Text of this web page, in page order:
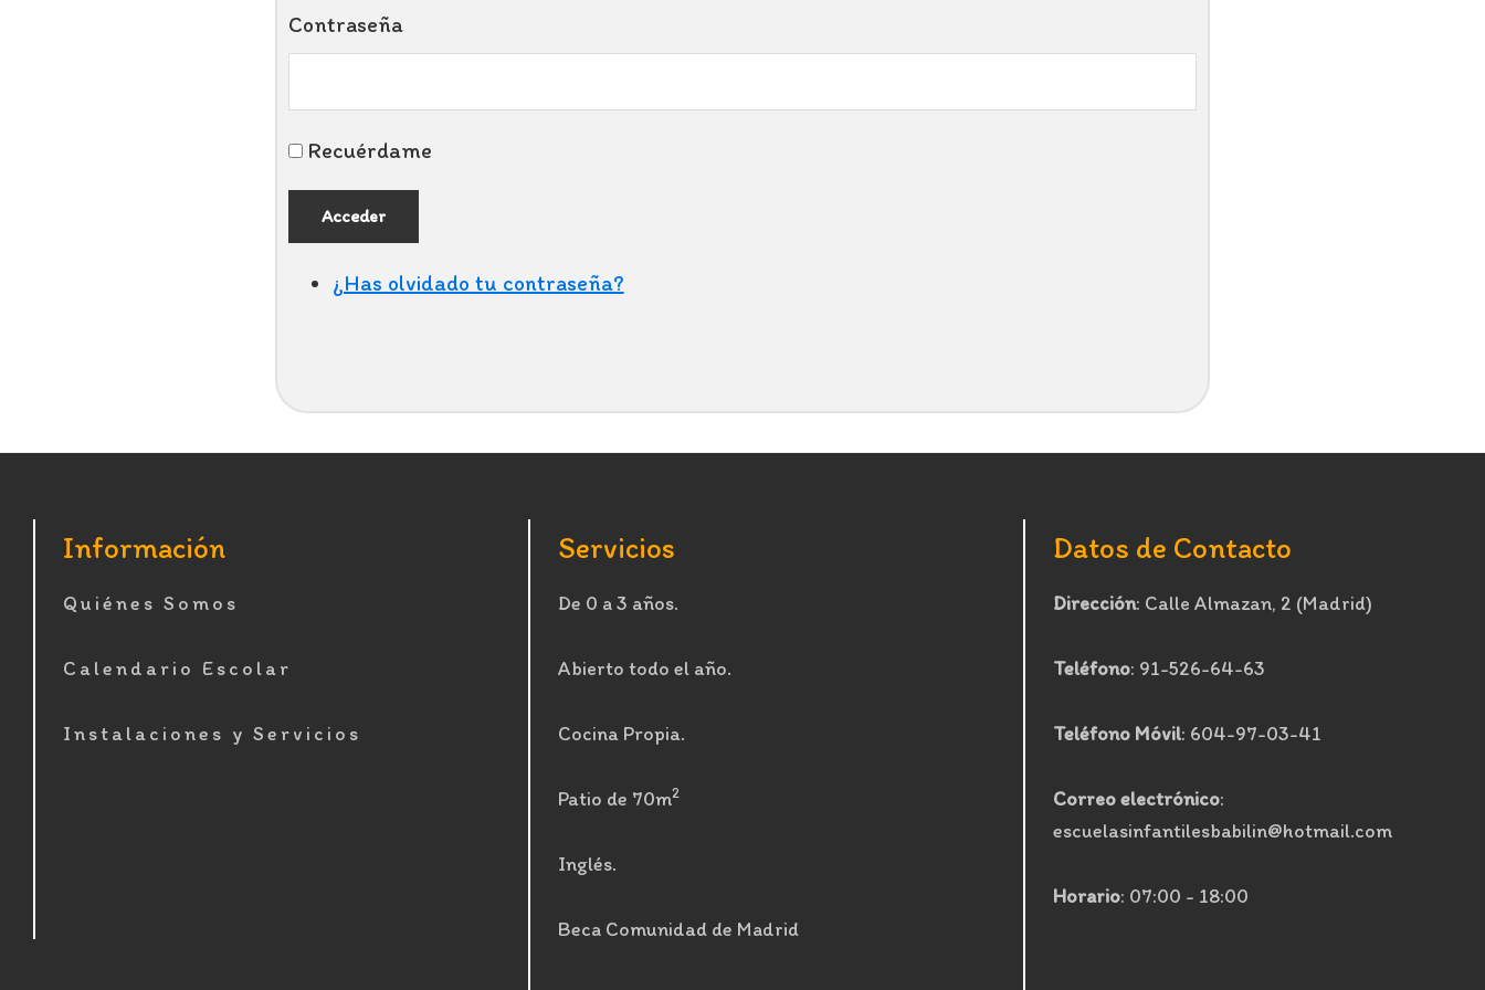
Contraseña
Recuérdame
Acceder
¿Has olvidado tu contraseña?
FooterInformación
Quiénes Somos
Calendario Escolar
Instalaciones y Servicios
Servicios
De 0 a 3 años.
Abierto todo el año.
Cocina Propia.
Patio de 70m2
Inglés.
Beca Comunidad de Madrid
Datos de Contacto
Dirección: Calle Almazan, 2 (Madrid)
Teléfono: 91-526-64-63
Teléfono Móvil: 604-97-03-41
Correo electrónico:
escuelasinfantilesbabilin@hotmail.com
Horario: 07:00 - 18:00